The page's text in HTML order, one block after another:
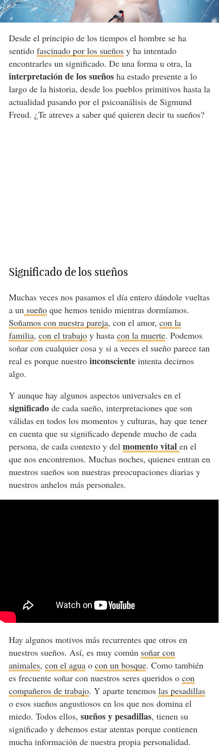
Desde el principio de los tiempos el hombre se ha
sentido fascinado por los sueñosy ha intentado
encontrarles un significado. De una forma u otra, la
interpretación de los sueñosha estado presente a lo
largo de la historia, desde los pueblos primitivos hasta la
actualidad pasando por el psicoanálisis de Sigmund
Freud. ¿Te atreves a saber qué quieren decir tu sueños?
Significado de los sueños
Muchas veces nos pasamos el día entero dándole vueltas
a unsueñoque hemos tenido mientras dormíamos.
Soñamos con nuestra pareja, con el amor, con la
familia, con el trabajoy hasta con la muerte. Podemos
soñar con cualquier cosa y si a veces el sueño parece tan
real es porque nuestro inconscienteintenta decirnos
algo.
Y aunque hay algunos aspectos universales en el
significadode cada sueño, interpretaciones que son
válidas en todos los momentos y culturas, hay que tener
en cuenta que su significado depende mucho de cada
persona, de cada contexto y del momento vital en el
que nos encontremos. Muchas noches, quienes entran en
nuestros sueños son nuestras preocupaciones diarias y
nuestros anhelos más personales.
Hay algunos motivos más recurrentes que otros en
nuestros sueños. Así, es muy común soñar con
animales, con el aguao con un bosque. Como también
es frecuente soñar con nuestros seres queridos o con
compañeros de trabajo. Y aparte tenemos las pesadillas
o esos sueños angustiosos en los que nos domina el
miedo. Todos ellos, sueños y pesadillas, tienen su
significado y debemos estar atentas porque contienen
mucha información de nuestra propia personalidad.